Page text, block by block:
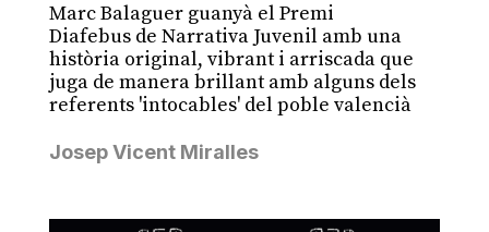
Marc Balaguer guanyà el Premi
Diafebus de Narrativa Juvenil amb una
història original, vibrant i arriscada que
juga de manera brillant amb alguns dels
referents 'intocables' del poble valencià
Josep Vicent Miralles